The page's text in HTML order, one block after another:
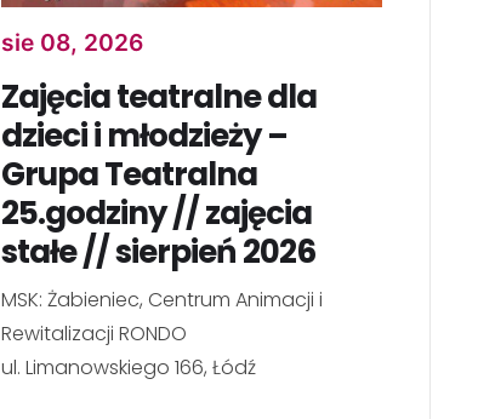
sie 08, 2026
Zajęcia teatralne dla
dzieci i młodzieży –
Grupa Teatralna
25.godziny // zajęcia
stałe // sierpień 2026
MSK: Żabieniec, Centrum Animacji i
Rewitalizacji RONDO
ul. Limanowskiego 166, Łódź